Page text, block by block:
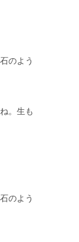
のよう
。生も
のよう